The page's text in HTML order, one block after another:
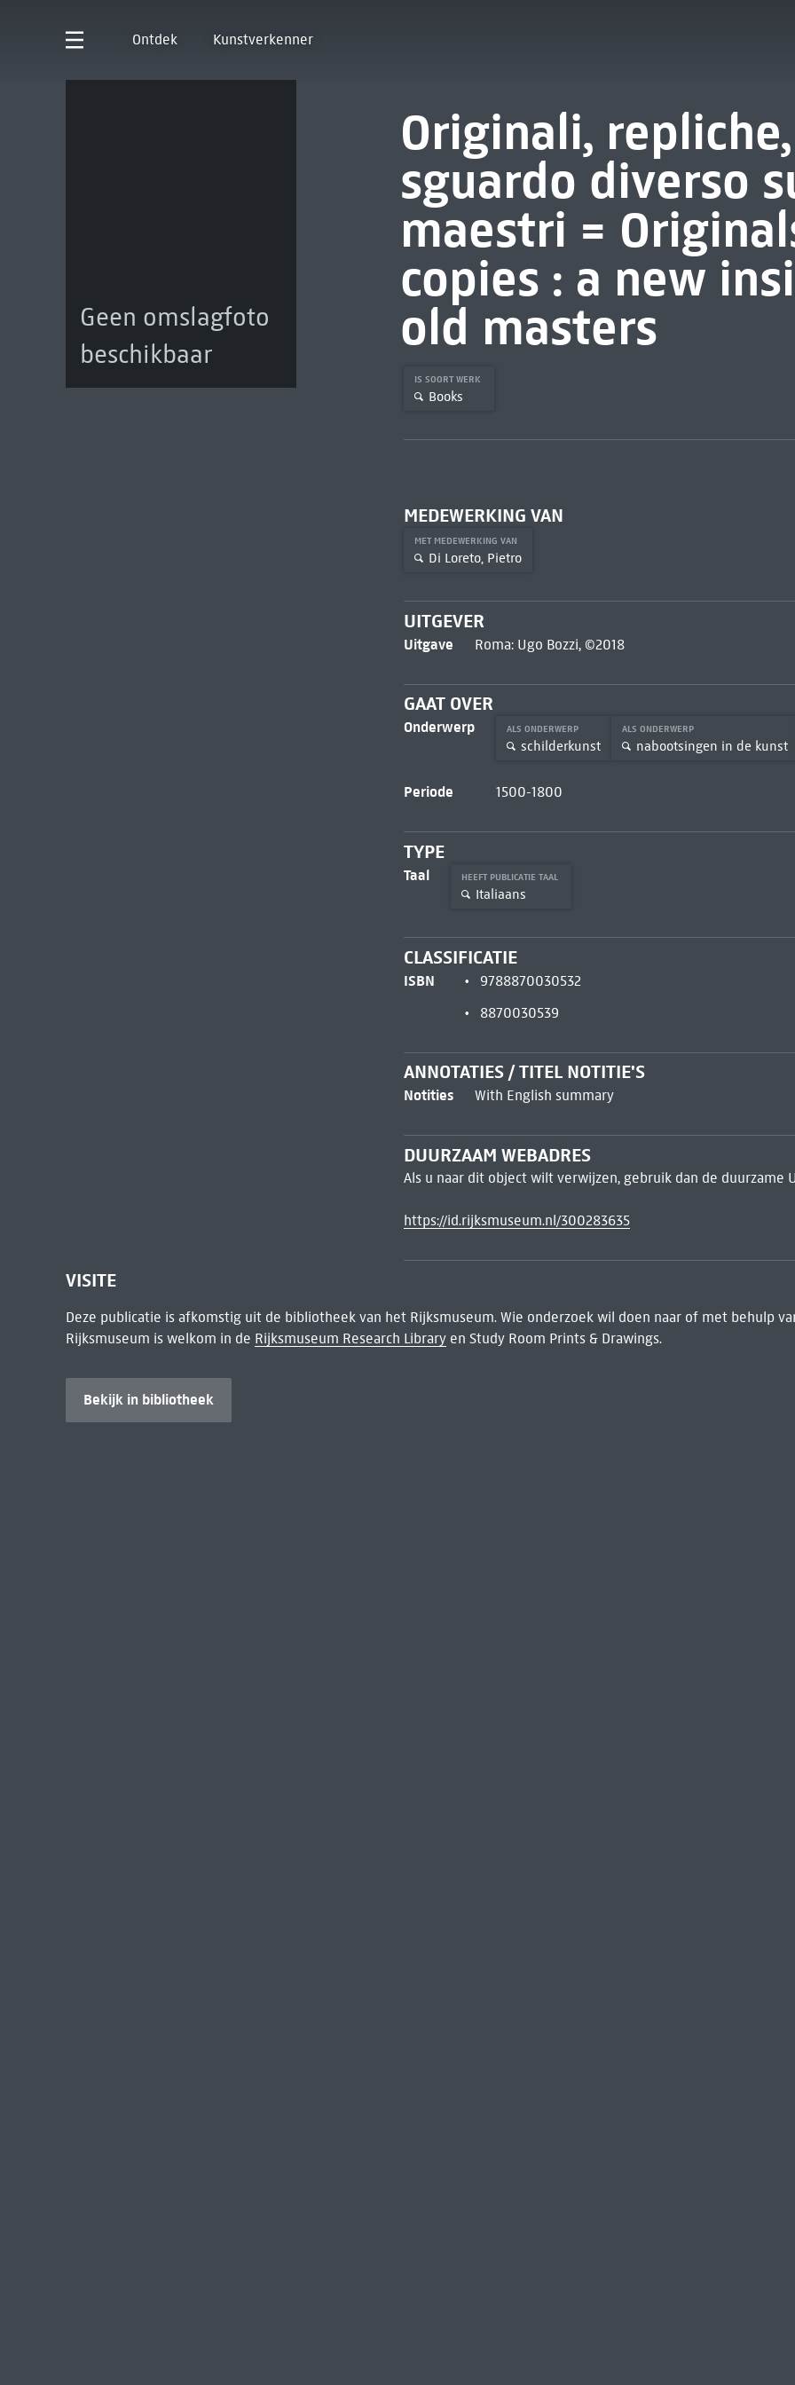
Ontdek Kunstverkenner
Geen omslagfoto
beschikbaar
Originali,
sguardo diverso
maestri =
copies : a new
old masters
IS SOORT WERK
Books
MEDEWERKING VAN
MET MEDEWERKING VAN
Di Loreto, Pietro
UITGEVER
Uitgave Roma: Ugo Bozzi, ©2018
GAAT OVER
Onderwerp ALS ONDERWERP
schilderkunst
ALS ONDERWERP
nabootsingen in de kunst
Periode 1500-1800
TYPE
Taal HEEFT PUBLICATIE TAAL
Italiaans
CLASSIFICATIE
ISBN
9788870030532
8870030539
ANNOTATIES / TITEL NOTITIE'S
Notities With English summary
DUURZAAM WEBADRES
Als u naar dit object wilt verwijzen, gebruik dan de duurzame
https://id.rijksmuseum.nl/300283635
VISITE
Deze publicatie is afkomstig uit de bibliotheek van het Rijksmuseum. Wie onderzoek wil doen naar of met behulp
Rijksmuseum is welkom in de Rijksmuseum Research Libraryen Study Room Prints & Drawings.
Bekijk in bibliotheek